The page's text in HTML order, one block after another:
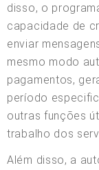
disso, o
capacidade de
enviar
mesmo modo
pagamentos,
período
outras funções
trabalho dos
Além disso, a